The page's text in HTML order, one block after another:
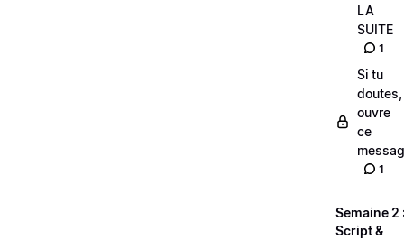
LA
SUITE
1
Si tu
doutes,
ouvre
ce
1
Semaine 2
Script &